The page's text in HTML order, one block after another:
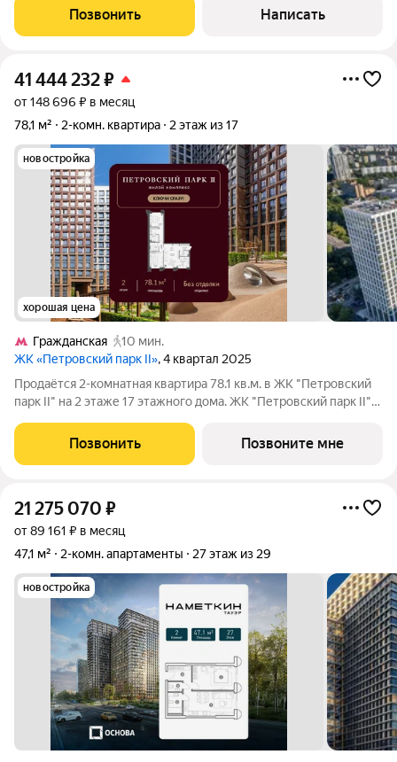
Интерьеры украшают пилястры, венчающие карнизы, лепные
детали и дизайнерские
Позвонить Написать
41 444 232₽
от 148 696 ₽ в месяц
78,1 м²
2-комн. квартира 2 этаж из 17
новостройка
хорошая цена
Гражданская
10 мин.
ЖК «Петровский парк II», 4 квартал 2025
Продаётся 2-комнатная квартира 78.1 кв.м. в ЖК "Петровский
парк II" на 2 этаже 17 этажного дома. ЖК "Петровский парк II"
иначе. Здесь история и масштаб Москвы не давят, а задают фон
для
Позвонить Позвоните мне
21 275 070 ₽
от 89 161 ₽ в месяц
47,1 м²
2-комн. апартаменты 27 этаж из 29
новостройка